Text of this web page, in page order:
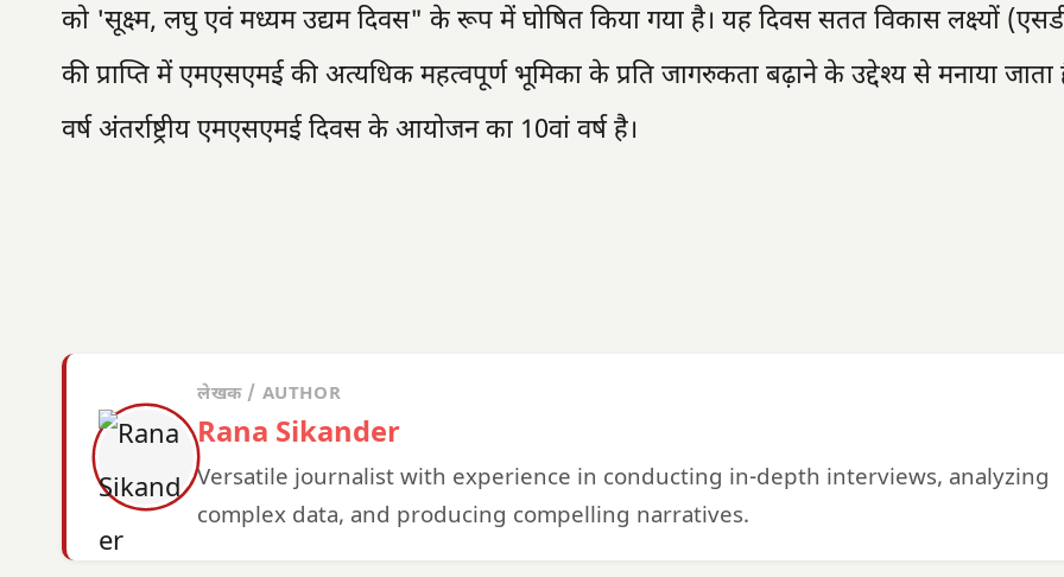
को 'सूक्ष्म, लघु एवं मध्यम उद्यम दिवस" के रूप में घोषित किया गया है। यह दिवस सतत विकास लक्ष्यों
की प्राप्ति में एमएसएमई की अत्यधिक महत्वपूर्ण भूमिका के प्रति जागरुकता बढ़ाने के उद्देश्य से मनाया जाता
वर्ष अंतर्राष्ट्रीय एमएसएमई दिवस के आयोजन का 10वां वर्ष है।
लेखक / AUTHOR
Rana Sikander
Versatile journalist with experience in conducting in-depth interviews, analyzing
complex data, and producing compelling narratives.